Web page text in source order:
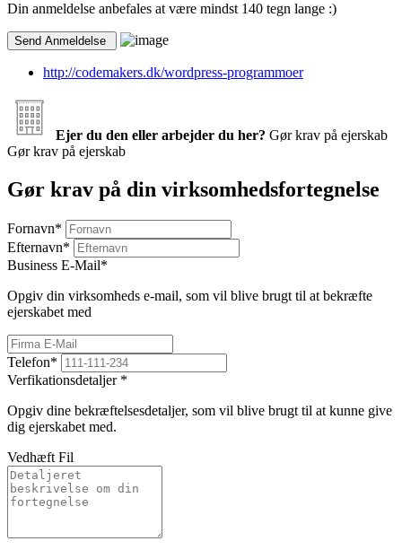
Din anmeldelse anbefales at være mindst 140 tegn lange :)
http://codemakers.dk/wordpress-programmoer
Ejer du den eller arbejder du her? Gør krav på ejerskab
Gør krav på ejerskab
Gør krav på din virksomhedsfortegnelse
Fornavn*
Efternavn*
Business E-Mail*
Opgiv din virksomheds e-mail, som vil blive brugt til at bekræfte
ejerskabet med
Telefon*
Verfikationsdetaljer *
Opgiv dine bekræftelsesdetaljer, som vil blive brugt til at kunne give
dig ejerskabet med.
Vedhæft Fil